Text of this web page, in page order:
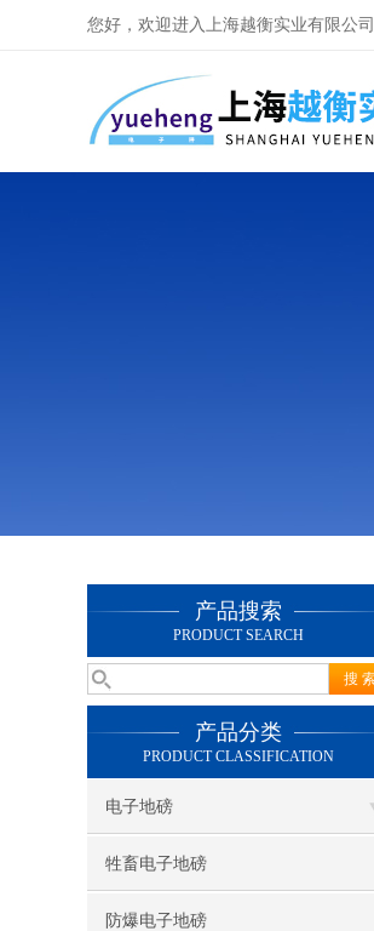
您好，欢迎进入上海越衡实业有限公司
产品搜索
PRODUCT SEARCH
产品分类
PRODUCT CLASSIFICATION
电子地磅
牲畜电子地磅
防爆电子地磅